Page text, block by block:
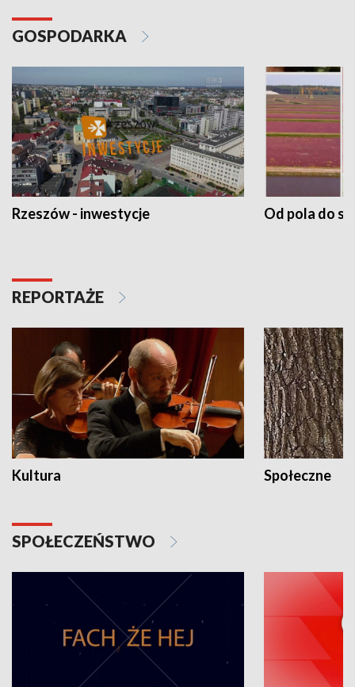
GOSPODARKA
Rzeszów - inwestycje Od pola do
REPORTAŻE
Kultura Społeczne
SPOŁECZEŃSTWO